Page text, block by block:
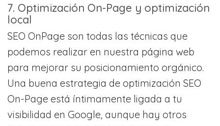
7. Optimización On-Page y optimización
local
SEO OnPage son todas las técnicas que
podemos realizar en nuestra página web
para mejorar su posicionamiento orgánico.
Una buena estrategia de optimización SEO
On-Page está íntimamente ligada a tu
visibilidad en Google, aunque hay otros